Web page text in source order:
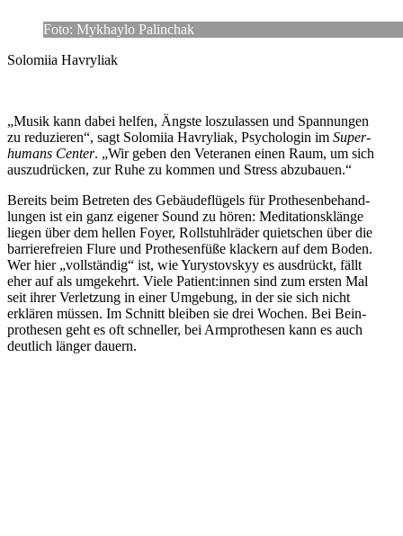
Foto: Mykhaylo Palinchak
Solo­miia Havryliak
„Musik kann dabei helfen, Ängste los­zu­las­sen und Span­nun­gen
zu redu­zie­ren“, sagt Solo­miia Havry­liak, Psy­cho­lo­gin im Super­
hu­mans Center. „Wir geben den Vete­ra­nen einen Raum, um sich
aus­zu­drü­cken, zur Ruhe zu kommen und Stress abzubauen.“
Bereits beim Betre­ten des Gebäu­de­flü­gels für Pro­the­sen­be­hand­
lun­gen ist ein ganz eigener Sound zu hören: Medi­ta­ti­ons­klänge
liegen über dem hellen Foyer, Roll­stuhl­rä­der quiet­schen über die
bar­rie­re­freien Flure und Pro­the­sen­füße kla­ckern auf dem Boden.
Wer hier „voll­stän­dig“ ist, wie Yurys­tovs­kyy es aus­drückt, fällt
eher auf als umge­kehrt. Viele Patient:innen sind zum ersten Mal
seit ihrer Ver­let­zung in einer Umge­bung, in der sie sich nicht
erklä­ren müssen. Im Schnitt bleiben sie drei Wochen. Bei Bein­
pro­the­sen geht es oft schnel­ler, bei Arm­pro­the­sen kann es auch
deut­lich länger dauern.